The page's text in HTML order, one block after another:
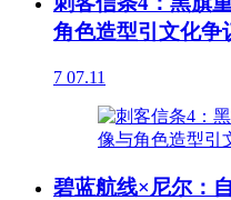
角色造型引文化争
7 07.11
碧蓝航线×尼尔：